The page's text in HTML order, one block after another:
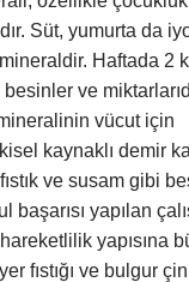
Süt, yumurta da
Haftada 2
ve
vücut için
kaynaklı demir
ve susam gibi
yapılan
yapısına
fıstığı ve bulgur